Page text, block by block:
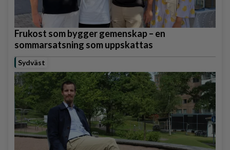
Frukost som bygger gemenskap – en
sommarsatsning som uppskattas
Sydväst